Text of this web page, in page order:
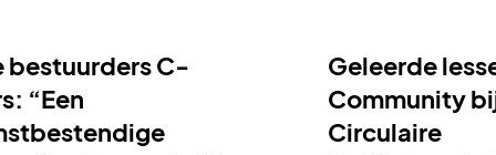
bestuurders C-
“Een
Geleerde
Community
Circulaire